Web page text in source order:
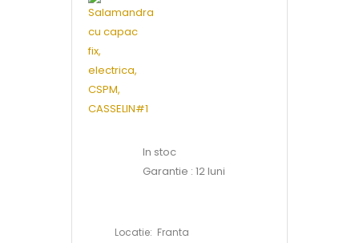
In stoc
Garantie : 12 luni
Locatie: Franta